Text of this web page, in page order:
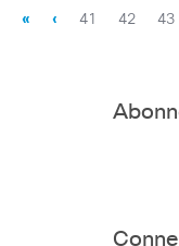
« ‹ 41 42 43